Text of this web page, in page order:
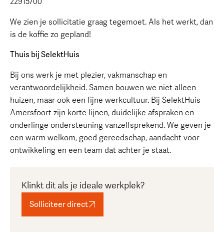
We zien je sollicitatie graag tegemoet. Als het werkt, dan
is de koffie zo gepland!
Thuis bij SelektHuis
Bij ons werk je met plezier, vakmanschap en
verantwoordelijkheid. Samen bouwen we niet alleen
huizen, maar ook een fijne werkcultuur. Bij SelektHuis
Amersfoort zijn korte lijnen, duidelijke afspraken en
onderlinge ondersteuning vanzelfsprekend. We geven je
een warm welkom, goed gereedschap, aandacht voor
ontwikkeling en een team dat achter je staat.
Klinkt dit als je ideale werkplek?
Solliciteer direct